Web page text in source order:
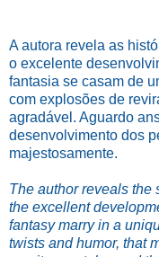
A autora revela as
o excelente
fantasia se casam de
com explosões de
agradável. Aguardo
desenvolvimento dos
majestosamente.
The author reveals the
the excellent
fantasy marry in a
twists and humor, that